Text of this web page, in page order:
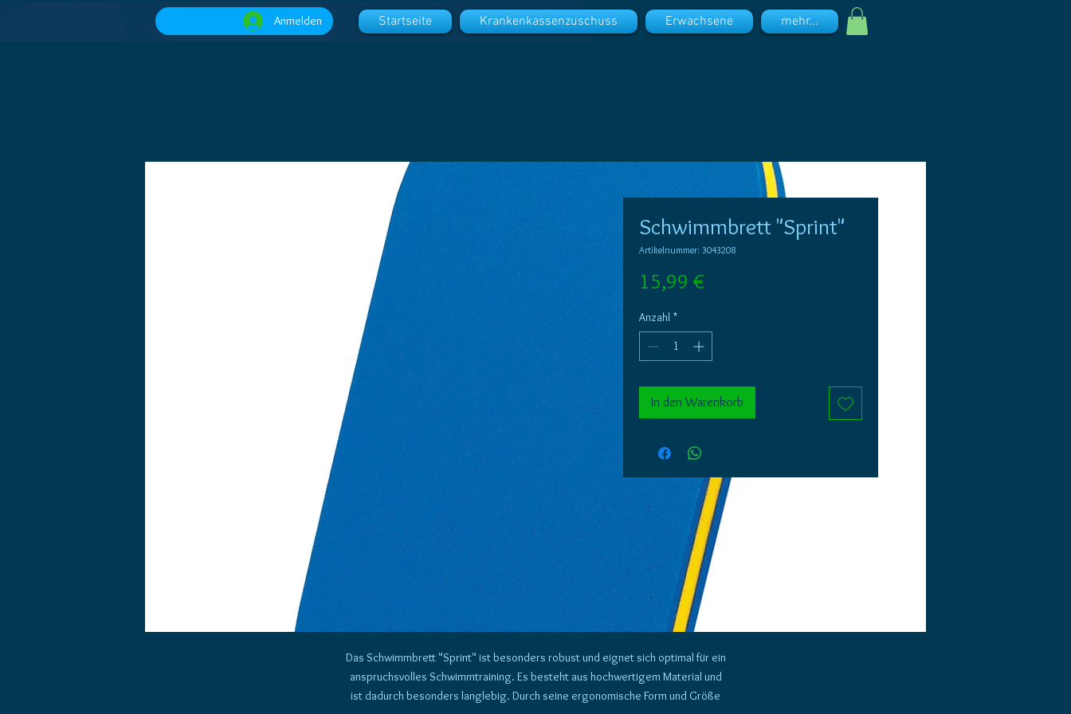
Startseite Krankenkassenzuschuss Erwachsene mehr...
Anmelden
Schwimmbrett "Sprint"
Artikelnummer: 3043208
15,99 €
Anzahl *
In den Warenkorb
Das Schwimmbrett "Sprint" ist besonders robust und eignet sich optimal für ein
anspruchsvolles Schwimmtraining. Es besteht aus hochwertigem Material und
ist dadurch besonders langlebig. Durch seine ergonomische Form und Größe